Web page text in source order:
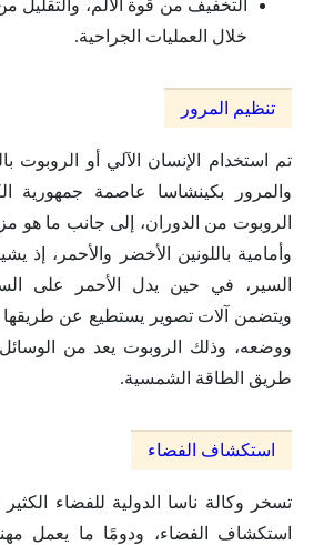
التخفيف من قوة الألم، والتقليل
خلال العمليات الجراحية.
تنظيم المرور
تم استخدام الإنسان الآلي أو الروبوت
والمرور بكينشاسا عاصمة جمهورية
الروبوت من الدوران، إلى جانب ما هو
وأمامية باللونين الأخضر والأحمر، إذ
السير، في حين يدل الأحمر على
ويتضمن آلات تصوير يستطيع عن طريقها
ووضعه، وذلك الروبوت يعد من الوسائل
طريق الطاقة الشمسية.
استكشاف الفضاء
تسخر وكالة ناسا الدولية للفضاء
استكشاف الفضاء، ودومًا ما يعمل